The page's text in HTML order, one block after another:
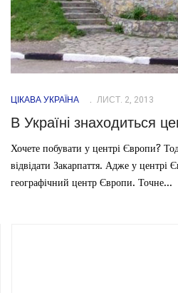
ЦІКАВА УКРАЇНА ЛИСТ. 2, 2013
В Україні знаходиться
Хочете побувати у центрі Європи?
відвідати Закарпаття. Адже у центрі
географічний центр Європи. Точне...